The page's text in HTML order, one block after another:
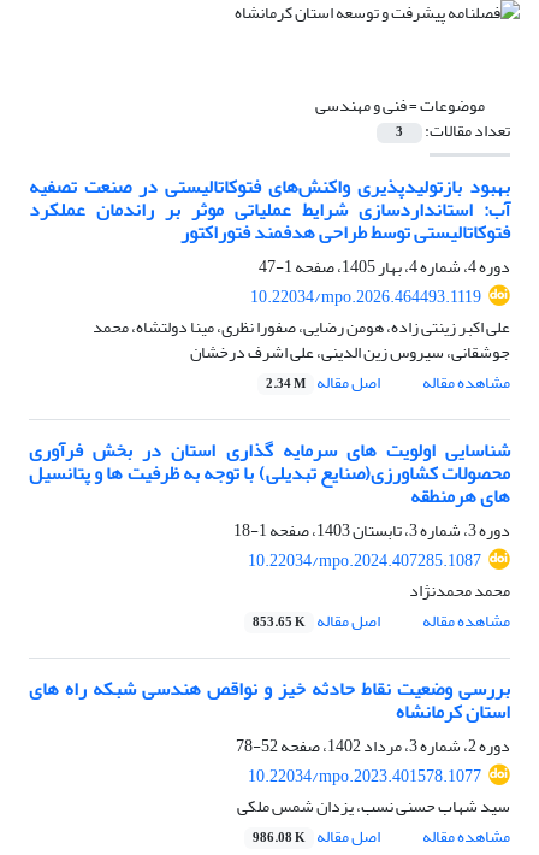
موضوعات =فنی و مهندسی
تعداد مقالات: 3
بهبود بازتولیدپذیری واکنش‌های فتوکاتالیستی در صنعت تصفیه
آب: استانداردسازی شرایط عملیاتی موثر بر راندمان عملکرد
فتوکاتالیستی توسط طراحی هدفمند فتوراکتور
دوره 4، شماره 4، بهار 1405، صفحه
1-47
10.22034/mpo.2026.464493.1119
علی اکبر زینتی زاده، هومن رضایی، صفورا نظری، مینا دولتشاه، محمد
جوشقانی، سیروس زین الدینی، علی اشرف درخشان
مشاهده مقاله
اصل مقاله 2.34 M
شناسایی اولویت های سرمایه گذاری استان در بخش فرآوری
محصولات کشاورزی(صنایع تبدیلی) با توجه به ظرفیت ها و پتانسیل
های هرمنطقه
دوره 3، شماره 3، تابستان 1403، صفحه
1-18
10.22034/mpo.2024.407285.1087
محمد محمدنژاد
مشاهده مقاله
اصل مقاله 853.65 K
بررسی وضعیت نقاط حادثه خیز و نواقص هندسی شبکه راه های
استان کرمانشاه
دوره 2، شماره 3، مرداد 1402، صفحه
52-78
10.22034/mpo.2023.401578.1077
سید شهاب حسنی نسب، یزدان شمس ملکی
مشاهده مقاله
اصل مقاله 986.08 K